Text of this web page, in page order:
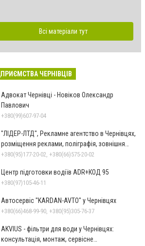
Всі матеріали тут
ЧЕРНІВЦІВ
Адвокат Чернівці - Новіков Олександр
Павлович
+380(99)607-97-04
"ЛІДЕР-ЛТД", Рекламне агентство в Чернівцях,
розміщення реклами, поліграфія, зовнішня
реклама
+380(95)177-20-02, +380(66)575-20-02
Центр підготовки водіїв ADR+КОД 95
+380(97)105-46-11
Автосервіс "KARDAN-AVTO" у Чернівцях
+380(66)468-99-90, +380(95)305-76-37
AKVIUS - фільтри для води у Чернівцях:
консультація, монтаж, сервісне